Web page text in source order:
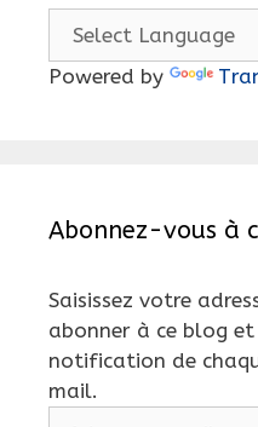
Powered by
Abonnez-vous à
Saisissez votre
abonner à ce blog et
notification de
mail.